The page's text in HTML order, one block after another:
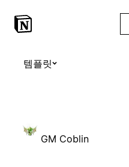
템플릿
GM Coblin